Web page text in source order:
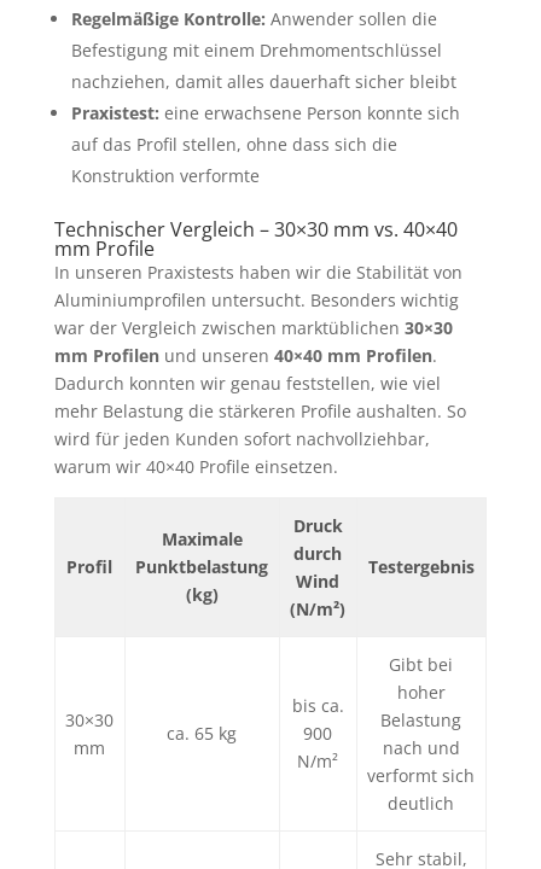
Regelmäßige Kontrolle: Anwender sollen die
Befestigung mit einem Drehmomentschlüssel
nachziehen, damit alles dauerhaft sicher bleibt
Praxistest: eine erwachsene Person konnte sich
auf das Profil stellen, ohne dass sich die
Konstruktion verformte
Technischer Vergleich – 30×30 mm vs. 40×40
mm Profile
In unseren Praxistests haben wir die Stabilität von
Aluminiumprofilen untersucht. Besonders wichtig
war der Vergleich zwischen marktüblichen 30×30
mm Profilenund unseren 40×40 mm Profilen.
Dadurch konnten wir genau feststellen, wie viel
mehr Belastung die stärkeren Profile aushalten. So
wird für jeden Kunden sofort nachvollziehbar,
warum wir 40×40 Profile einsetzen.
Profil
Maximale
Punktbelastung
(kg)
Druck
durch
Wind
(N/m²)
Testergebnis
30×30
mm
ca. 65 kg
bis ca.
900
N/m²
Gibt bei
hoher
Belastung
nach und
verformt sich
deutlich
Sehr stabil,